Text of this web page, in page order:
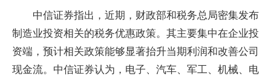
中信证券指出，近期，财政部和税务总局密集发布
制造业投资相关的税务优惠政策。其主要集中在企业投
资端，预计相关政策能够显著抬升当期利润和改善公司
现金流。中信证券认为，电子、汽车、军工、机械、电